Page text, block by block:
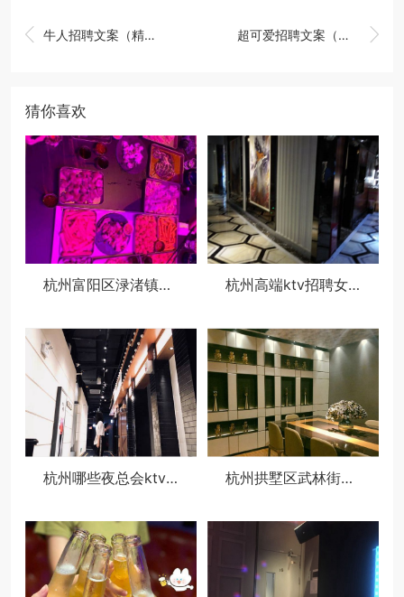
 牛人招聘文案（精英人才招募宣言） 
超可爱招聘文案（萌力全开，寻找志同道合的创意伙伴！）
猜你喜欢
杭州富阳区渌渚镇附近夜场招聘女服务生,生意好好上班的 杭州高端ktv招聘女服务生,过年放假吗？
杭州哪些夜总会ktv招聘商务模特,薪资待遇包括基本工资外还有其他福利吗？ 杭州拱墅区武林街道附近酒吧招聘点歌公主,过年放假吗？